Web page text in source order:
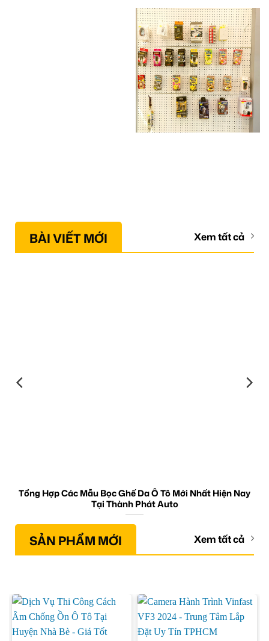
BÀI VIẾT MỚI Xem tất cả
Tổng Hợp Các Mẫu Bọc Ghế Da Ô Tô Mới Nhất Hiện Nay
Tại Thành Phát Auto
SẢN PHẨM MỚI Xem tất cả